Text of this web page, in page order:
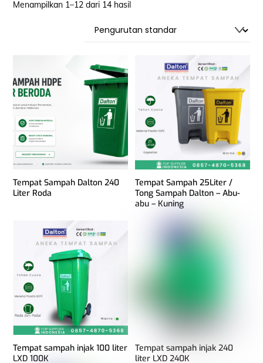
Menampilkan 1–12 dari 14 hasil
Tempat Sampah Dalton 240
Liter Roda
Tempat Sampah 25Liter /
Tong Sampah Dalton – Abu-
abu – Kuning
Tempat sampah injak 100 liter
LXD 100K
Tempat sampah injak 240
liter LXD 240K